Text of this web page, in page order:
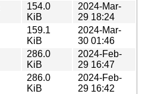
154.0
KiB
2024-Mar-
29 18:24
159.1
KiB
2024-Mar-
30 01:46
286.0
KiB
2024-Feb-
29 16:47
286.0
KiB
2024-Feb-
29 16:42